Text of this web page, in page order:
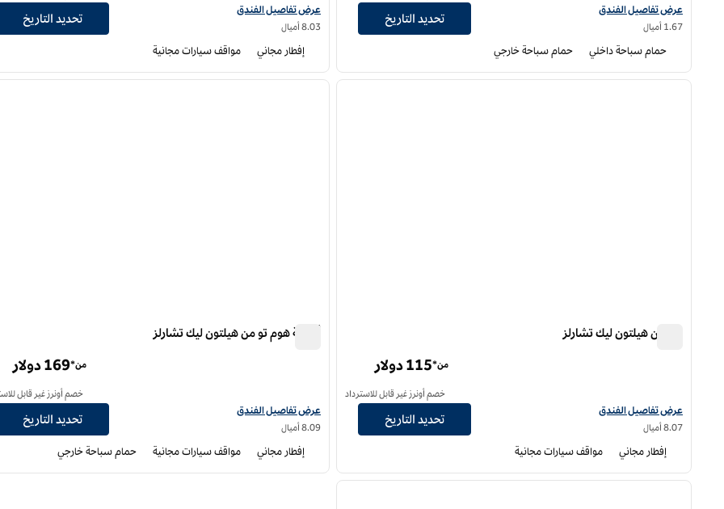
عرض تفاصيل الفندق لفندق دبل تري من هيلتون سلفور ليك تشارلز
عرض تفاصيل الفندق
1.67 أميال
تحديد التاريخ
حمام سباحة داخلي حمام سباحة خارجي
عرض تفاصيل الفندق لفندق هامبتون إن ليك تشارلز
عرض تفاصيل الفندق
8.03 أميال
تحديد التاريخ
إفطار مجاني مواقف سيارات مجانية
1 من 12
الصورة التالية
ترو من هيلتون ليك تشارلز
عرض تفاصيل الفندق لفندق ترو من هيلتون ليك تشارلز
عرض تفاصيل الفندق
8.07 أميال
من*115 دولار
خصم أونرز غير قابل للاسترداد
تحديد التاريخ
إفطار مجاني مواقف سيارات مجانية
1 من 12
أجنحة هوم تو من هيلتون ليك تشارلز
عرض تفاصيل الفندق أجنحة هوم تو من هيلتون ليك تشارلز
عرض تفاصيل الفندق
8.09 أميال
من*169 دولار
خصم أونرز غير قابل
تحديد التاريخ
إفطار مجاني مواقف سيارات مجانية حمام سباحة خارجي
1 من 12
الصورة التالية